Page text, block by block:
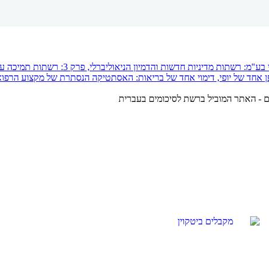
חינוך גלובלי בע"מ: רשתות מדיניות
אחד של יופי, דימוי אחד של בריאות: האסתטיקה הנסתרת של מקצוע